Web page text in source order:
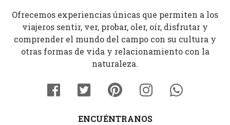
Ofrecemos experiencias únicas que permiten a los
viajeros sentir, ver, probar, oler, oír, disfrutar y
comprender el mundo del campo con su cultura y
otras formas de vida y relacionamiento con la
naturaleza.
ENCUÉNTRANOS